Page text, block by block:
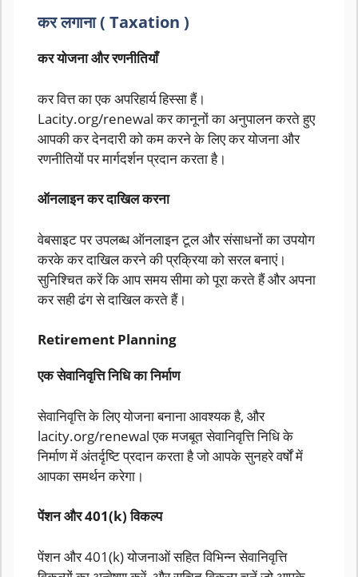
कर लगाना ( Taxation )
कर योजना और रणनीतियाँ
कर वित्त का एक अपरिहार्य हिस्सा हैं।
Lacity.org/renewal कर कानूनों का अनुपालन करते हुए
आपकी कर देनदारी को कम करने के लिए कर योजना और
रणनीतियों पर मार्गदर्शन प्रदान करता है।
ऑनलाइन कर दाखिल करना
वेबसाइट पर उपलब्ध ऑनलाइन टूल और संसाधनों का उपयोग
करके कर दाखिल करने की प्रक्रिया को सरल बनाएं।
सुनिश्चित करें कि आप समय सीमा को पूरा करते हैं और अपना
कर सही ढंग से दाखिल करते हैं।
Retirement Planning
एक सेवानिवृत्ति निधि का निर्माण
सेवानिवृत्ति के लिए योजना बनाना आवश्यक है, और
lacity.org/renewal एक मजबूत सेवानिवृत्ति निधि के
निर्माण में अंतर्दृष्टि प्रदान करता है जो आपके सुनहरे वर्षों में
आपका समर्थन करेगा।
पेंशन और 401(k) विकल्प
पेंशन और 401(k) योजनाओं सहित विभिन्न सेवानिवृत्ति